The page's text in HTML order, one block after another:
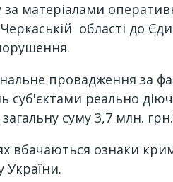
за матеріалами
області до
провадження за
суб'єктами реально
загальну суму 3,7 млн.
вбачаються ознаки
України.